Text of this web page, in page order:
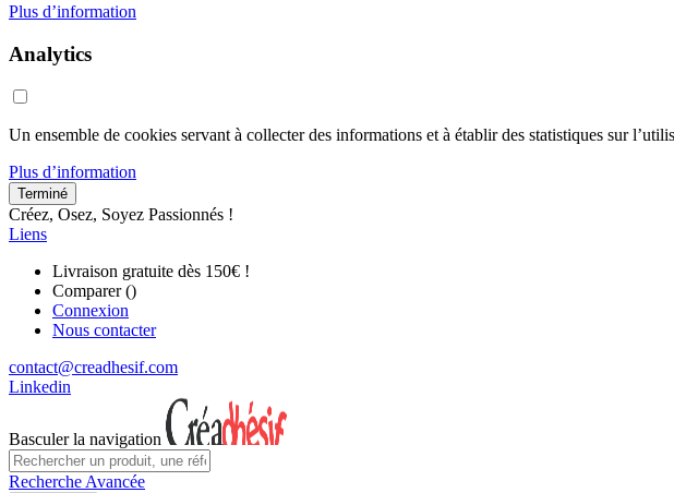
Plus d’information
Analytics
Un ensemble de cookies servant à collecter des informations et à établir des statistiques sur
Plus d’information
Terminé
Créez, Osez, Soyez Passionnés !
Liens
Livraison gratuite dès 150€ !
Comparer ()
Connexion
Nous contacter
contact@creadhesif.com
Linkedin
Basculer la navigation
Recherche Avancée